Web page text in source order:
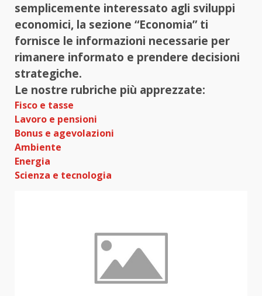
semplicemente interessato agli sviluppi
economici, la sezione “Economia” ti
fornisce le informazioni necessarie per
rimanere informato e prendere decisioni
strategiche.
Le nostre rubriche più apprezzate:
Fisco e tasse
Lavoro e pensioni
Bonus e agevolazioni
Ambiente
Energia
Scienza e tecnologia